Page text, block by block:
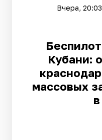
Вчера, 20:03
Кубани:
массовых